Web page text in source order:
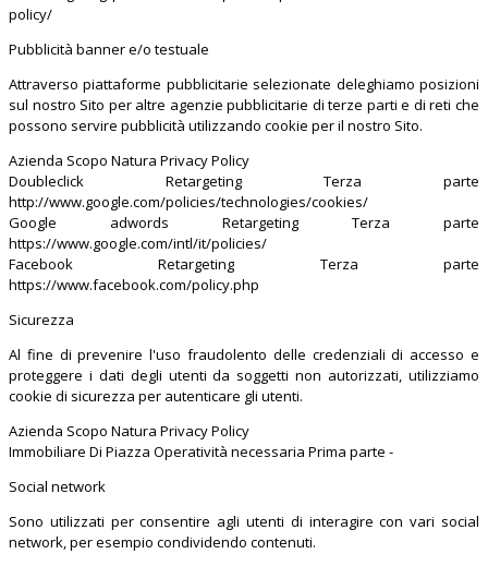
policy/
Pubblicità banner e/o testuale
Attraverso piattaforme pubblicitarie selezionate deleghiamo posizioni
sul nostro Sito per altre agenzie pubblicitarie di terze parti e di reti che
possono servire pubblicità utilizzando cookie per il nostro Sito.
Azienda Scopo Natura Privacy Policy
Doubleclick Retargeting Terza parte
http://www.google.com/policies/technologies/cookies/
Google adwords Retargeting Terza parte
https://www.google.com/intl/it/policies/
Facebook Retargeting Terza parte
https://www.facebook.com/policy.php
Sicurezza
Al fine di prevenire l'uso fraudolento delle credenziali di accesso e
proteggere i dati degli utenti da soggetti non autorizzati, utilizziamo
cookie di sicurezza per autenticare gli utenti.
Azienda Scopo Natura Privacy Policy
Immobiliare Di Piazza Operatività necessaria Prima parte -
Social network
Sono utilizzati per consentire agli utenti di interagire con vari social
network, per esempio condividendo contenuti.